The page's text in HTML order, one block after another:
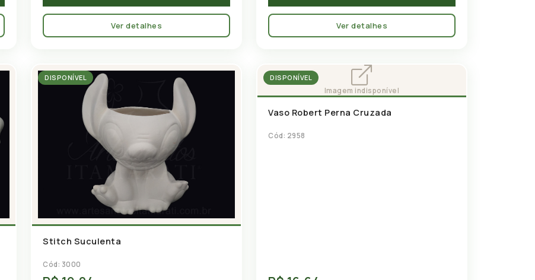
Ver detalhes Ver detalhes
DISPONÍVEL
Stitch Suculenta
Cód: 3000
DISPONÍVEL
Vaso Robert Perna Cruzada
Cód: 2958